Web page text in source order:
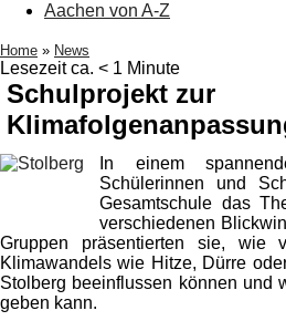
Aachen von A-Z
Home » News
Lesezeit ca. < 1 Minute
Schulprojekt zur
In einem
Schülerinnen und
Gesamtschule das
verschiedenen
Gruppen präsentierten sie, wie
Klimawandels wie Hitze, Dürre
Stolberg beeinflussen können und
geben kann.